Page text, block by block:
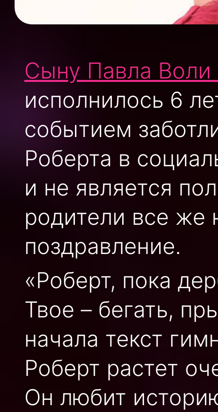
Сыну Павла
исполнилось 6
событием
Роберта в
и не является
родители все же
поздравление.
«Роберт, пока
Твое – бегать,
начала текст
Роберт растет
Он любит